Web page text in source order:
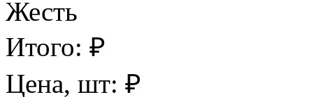
Жесть
Итого: ₽
Цена, шт: ₽